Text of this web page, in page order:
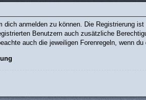
anmelden zu können. Die Registrierung
Benutzern auch zusätzliche
auch die jeweiligen Forenregeln, wenn